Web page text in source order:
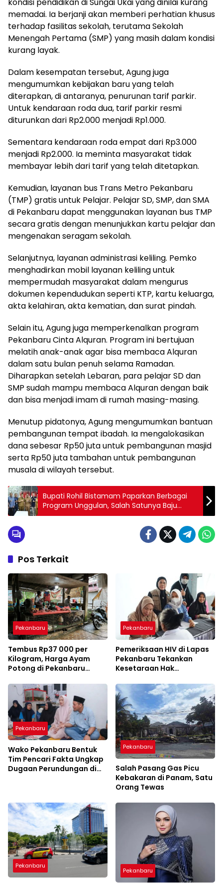
memadai. Ia berjanji akan memberi perhatian khusus
terhadap fasilitas sekolah, terutama Sekolah
Menengah Pertama (SMP) yang masih dalam kondisi
kurang layak.
Dalam kesempatan tersebut, Agung juga
mengumumkan kebijakan baru yang telah
diterapkan, di antaranya, penurunan tarif parkir.
Untuk kendaraan roda dua, tarif parkir resmi
diturunkan dari Rp2.000 menjadi Rp1.000.
Sementara kendaraan roda empat dari Rp3.000
menjadi Rp2.000. Ia meminta masyarakat tidak
membayar lebih dari tarif yang telah ditetapkan.
Kemudian, layanan bus Trans Metro Pekanbaru
(TMP) gratis untuk Pelajar. Pelajar SD, SMP, dan SMA
di Pekanbaru dapat menggunakan layanan bus TMP
secara gratis dengan menunjukkan kartu pelajar dan
mengenakan seragam sekolah.
Selanjutnya, layanan administrasi keliling. Pemko
menghadirkan mobil layanan keliling untuk
mempermudah masyarakat dalam mengurus
dokumen kependudukan seperti KTP, kartu keluarga,
akta kelahiran, akta kematian, dan surat pindah.
Selain itu, Agung juga memperkenalkan program
Pekanbaru Cinta Alquran. Program ini bertujuan
melatih anak-anak agar bisa membaca Alquran
dalam satu bulan penuh selama Ramadan.
Diharapkan setelah Lebaran, para pelajar SD dan
SMP sudah mampu membaca Alquran dengan baik
dan bisa menjadi imam di rumah masing-masing.
Menutup pidatonya, Agung mengumumkan bantuan
pembangunan tempat ibadah. Ia mengalokasikan
dana sebesar Rp50 juta untuk pembangunan masjid
serta Rp50 juta tambahan untuk pembangunan
musala di wilayah tersebut.
Bupati Rohil Bistamam Paparkan Berbagai
Program Unggulan, Salah Satunya Baju
Gratis Anak Sekolah
Pos Terkait
Pekanbaru
Tembus Rp37 000 per
Kilogram, Harga Ayam
Potong di Pekanbaru
Baru
Pekanbaru
Pemeriksaan HIV di Lapas
Pekanbaru Tekankan
Kesetaraan Hak
Pekanbaru
Wako Pekanbaru Bentuk
Tim Pencari Fakta Ungkap
Dugaan Perundungan di
Pekanbaru
Salah Pasang Gas Picu
Kebakaran di Panam, Satu
Orang Tewas
Pekanbaru
Pekanbaru